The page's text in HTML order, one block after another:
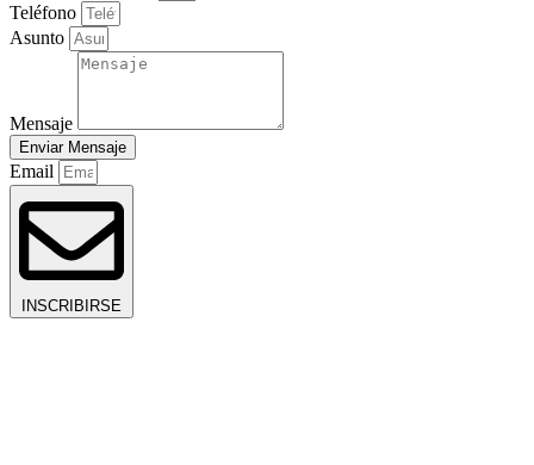
Teléfono
Asunto
Mensaje
Enviar Mensaje
Email
INSCRIBIRSE